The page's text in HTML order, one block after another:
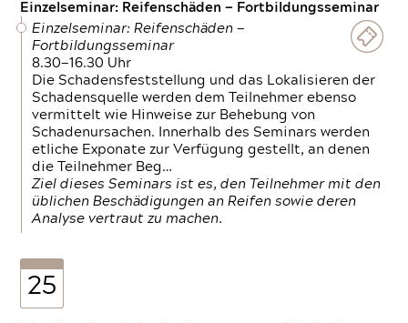
Einzelseminar: Reifenschäden — Fortbildungsseminar
Einzelseminar: Reifenschäden —
Fortbildungsseminar
8.30—16.30 Uhr
Die Schadensfeststellung und das Lokalisieren der
Schadensquelle werden dem Teilnehmer ebenso
vermittelt wie Hinweise zur Behebung von
Schadenursachen. Innerhalb des Seminars werden
etliche Exponate zur Verfügung gestellt, an denen
die Teilnehmer Beg…
Ziel dieses Seminars ist es, den Teilnehmer mit den
üblichen Beschädigungen an Reifen sowie deren
Analyse vertraut zu machen.
25